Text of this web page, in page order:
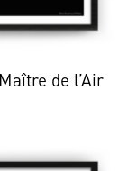
de l’Air